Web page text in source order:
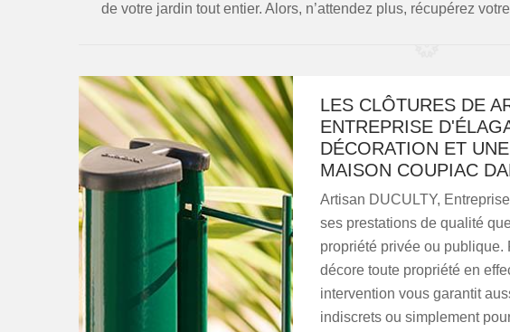
de votre jardin tout entier. Alors, n’attendez plus, récupérez
LES CLÔTURES DE
ENTREPRISE
DÉCORATION ET
MAISON COUPIAC
Artisan DUCULTY,
ses prestations de qualité
propriété privée ou publique.
décore toute propriété en
intervention vous garantit
indiscrets ou simplement